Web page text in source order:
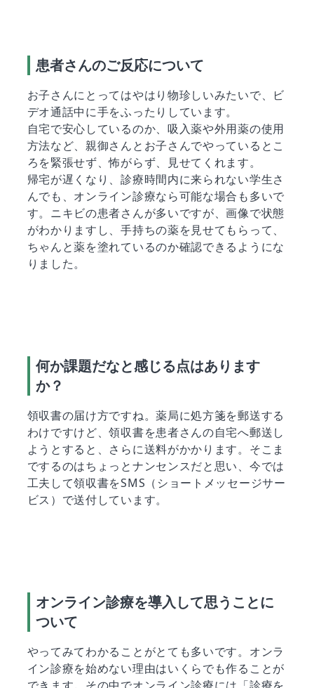
患者さんのご反応について
お子さんにとってはやはり物珍しいみたいで、ビ
デオ通話中に手をふったりしています。
自宅で安心しているのか、吸入薬や外用薬の使用
方法など、親御さんとお子さんでやっているとこ
ろを緊張せず、怖がらず、見せてくれます。
帰宅が遅くなり、診療時間内に来られない学生さ
んでも、オンライン診療なら可能な場合も多いで
す。ニキビの患者さんが多いですが、画像で状態
がわかりますし、手持ちの薬を見せてもらって、
ちゃんと薬を塗れているのか確認できるようにな
りました。
何か課題だなと感じる点はあります
か？
領収書の届け方ですね。薬局に処方箋を郵送する
わけですけど、領収書を患者さんの自宅へ郵送し
ようとすると、さらに送料がかかります。そこま
でするのはちょっとナンセンスだと思い、今では
工夫して領収書をSMS（ショートメッセージサー
ビス）で送付しています。
オンライン診療を導入して思うことに
ついて
やってみてわかることがとても多いです。オンラ
イン診療を始めない理由はいくらでも作ることが